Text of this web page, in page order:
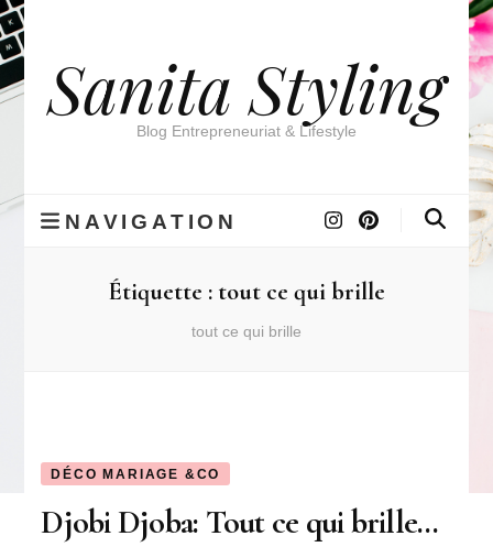
Sanita Styling
Blog Entrepreneuriat & Lifestyle
NAVIGATION
Étiquette : tout ce qui brille
tout ce qui brille
DÉCO MARIAGE &CO
Djobi Djoba: Tout ce qui brille…